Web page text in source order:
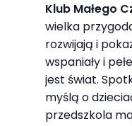
Klub Małego
wielka
rozwijają i
wspaniały i
jest świat.
myślą o
przedszkola
funkcjonalność
i strukturę
strony
internetowej,
na podstawie
tego, jak